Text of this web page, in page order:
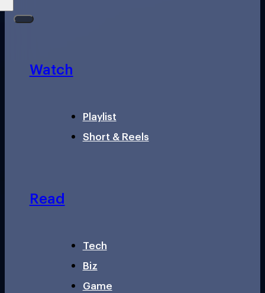
Watch
Playlist
Short & Reels
Read
Tech
Biz
Game